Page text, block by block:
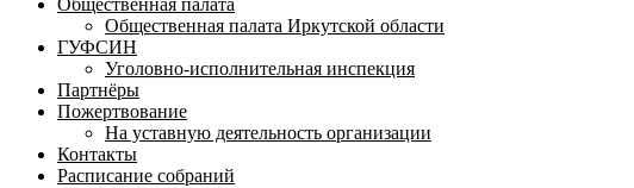
Общественная палата
Общественная палата Иркутской области
ГУФСИН
Уголовно-исполнительная инспекция
Партнёры
Пожертвование
На уставную деятельность организации
Контакты
Расписание собраний